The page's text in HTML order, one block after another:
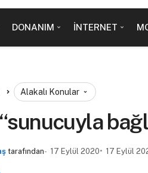
DONANIM İNTERNET
Alakalı Konular
tarafından 17 Eylül 2020 17 Eylül